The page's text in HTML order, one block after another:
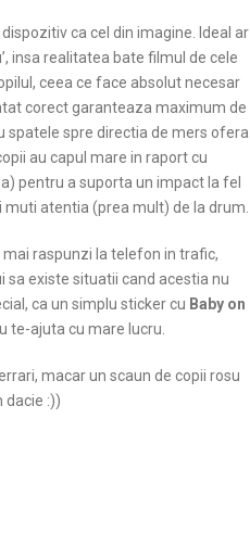
ca cel din imagine. Ideal ar
insa realitatea bate filmul de cele
ceea ce face absolut necesar
corect garanteaza maximum de
spatele spre directia de mers ofera
au capul mare in raport cu
pentru a suporta un impact la fel
atentia (prea mult) de la drum.
raspunzi la telefon in trafic,
sa existe situatii cand acestia nu
ca un simplu sticker cu Baby on
te-ajuta cu mare lucru.
macar un scaun de copii rosu
dacie :))